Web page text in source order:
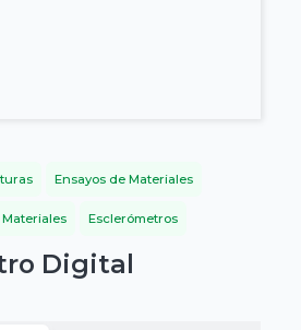
Ensayos de Materiales
Esclerómetros
Digital